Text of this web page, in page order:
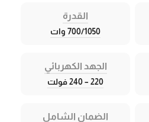
القدرة
700/1050 وات
الجهد الكهربائي
220 – 240 فولت
الضمان الشامل